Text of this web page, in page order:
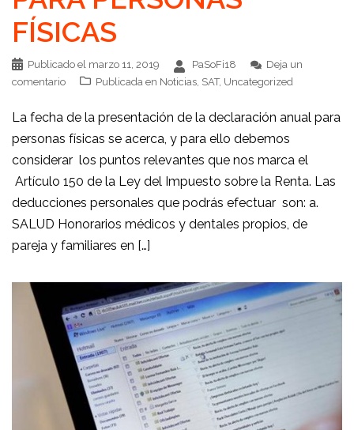
FÍSICAS
Publicado el marzo 11, 2019 PaSoFi18
Deja un
comentario
Publicada en Noticias SAT, Uncategorized
La fecha de la presentación de la declaración anual para
personas físicas se acerca, y para ello debemos
considerar los puntos relevantes que nos marca el
Artículo 150 de la Ley del Impuesto sobre la Renta. Las
deducciones personales que podrás efectuar son: a.
SALUD Honorarios médicos y dentales propios, de
pareja y familiares en […]